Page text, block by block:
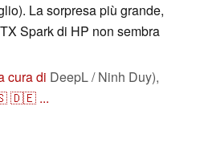
La sorpresa più grande,
Spark di HP non sembra
cura di DeepL / Ninh Duy),
🇩🇪 ...